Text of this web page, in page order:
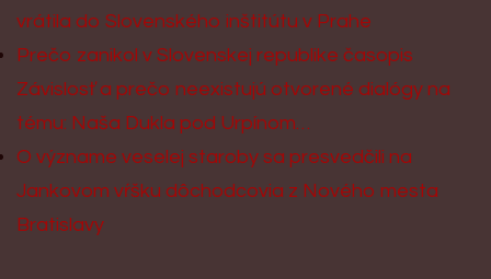
vrátila do Slovenského inštitútu v Prahe
Prečo zanikol v Slovenskej republike časopis
Závislosť a prečo neexistujú otvorené dialógy na
tému: Naša Dukla pod Urpínom…
O význame veselej staroby sa presvedčili na
Jankovom vŕšku dôchodcovia z Nového mesta
Bratislavy